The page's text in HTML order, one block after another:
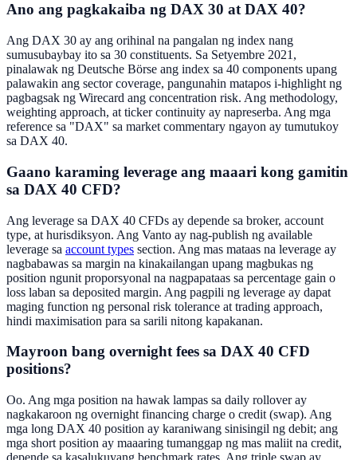
Ano ang pagkakaiba ng DAX 30 at DAX 40?
Ang DAX 30 ay ang orihinal na pangalan ng index nang
sumusubaybay ito sa 30 constituents. Sa Setyembre 2021,
pinalawak ng Deutsche Börse ang index sa 40 components upang
palawakin ang sector coverage, pangunahin matapos i-highlight ng
pagbagsak ng Wirecard ang concentration risk. Ang methodology,
weighting approach, at ticker continuity ay napreserba. Ang mga
reference sa "DAX" sa market commentary ngayon ay tumutukoy
sa DAX 40.
Gaano karaming leverage ang maaari kong gamitin
sa DAX 40 CFD?
Ang leverage sa DAX 40 CFDs ay depende sa broker, account
type, at hurisdiksyon. Ang Vanto ay nag-publish ng available
leverage sa account types section. Ang mas mataas na leverage ay
nagbabawas sa margin na kinakailangan upang magbukas ng
position ngunit proporsyonal na nagpapataas sa percentage gain o
loss laban sa deposited margin. Ang pagpili ng leverage ay dapat
maging function ng personal risk tolerance at trading approach,
hindi maximisation para sa sarili nitong kapakanan.
Mayroon bang overnight fees sa DAX 40 CFD
positions?
Oo. Ang mga position na hawak lampas sa daily rollover ay
nagkakaroon ng overnight financing charge o credit (swap). Ang
mga long DAX 40 position ay karaniwang sinisingil ng debit; ang
mga short position ay maaaring tumanggap ng mas maliit na credit,
depende sa kasalukuyang benchmark rates. Ang triple swap ay